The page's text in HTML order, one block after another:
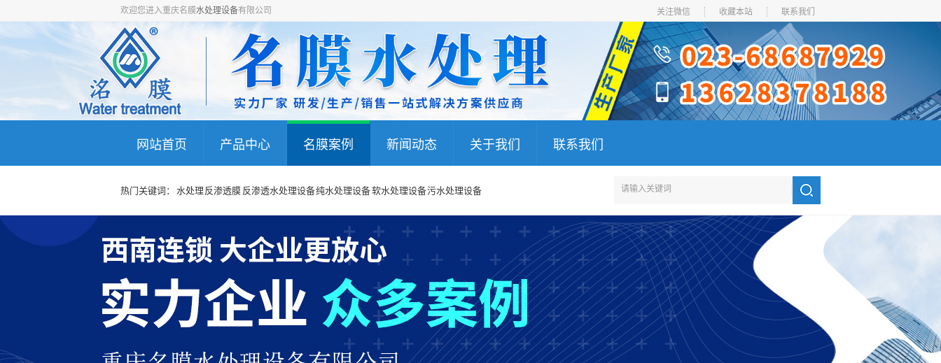
欢迎您进入重庆名膜水处理设备有限公司 关注微信 收藏本站 联系我们
网站首页 产品中心 名膜案例 新闻动态 关于我们 联系我们
热门关键词： 水处理 反渗透膜 反渗透水处理设备 纯水处理设备 软水处理设备 污水处理设备